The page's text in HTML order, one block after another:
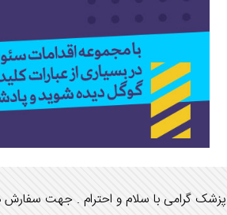
پزشک گرامی با سلام و احترام . جهت سفارش